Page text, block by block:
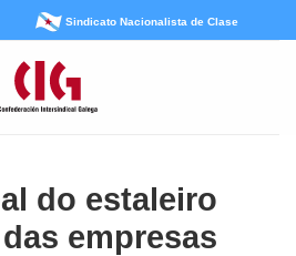
Sindicato Nacionalista de Clase
do estaleiro
empresas